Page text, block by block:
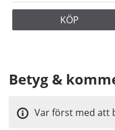
KÖP
Betyg &
Var först med att